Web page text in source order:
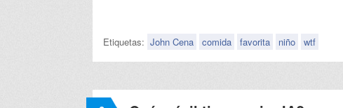
Etiquetas: John Cena comida favorita niño wtf